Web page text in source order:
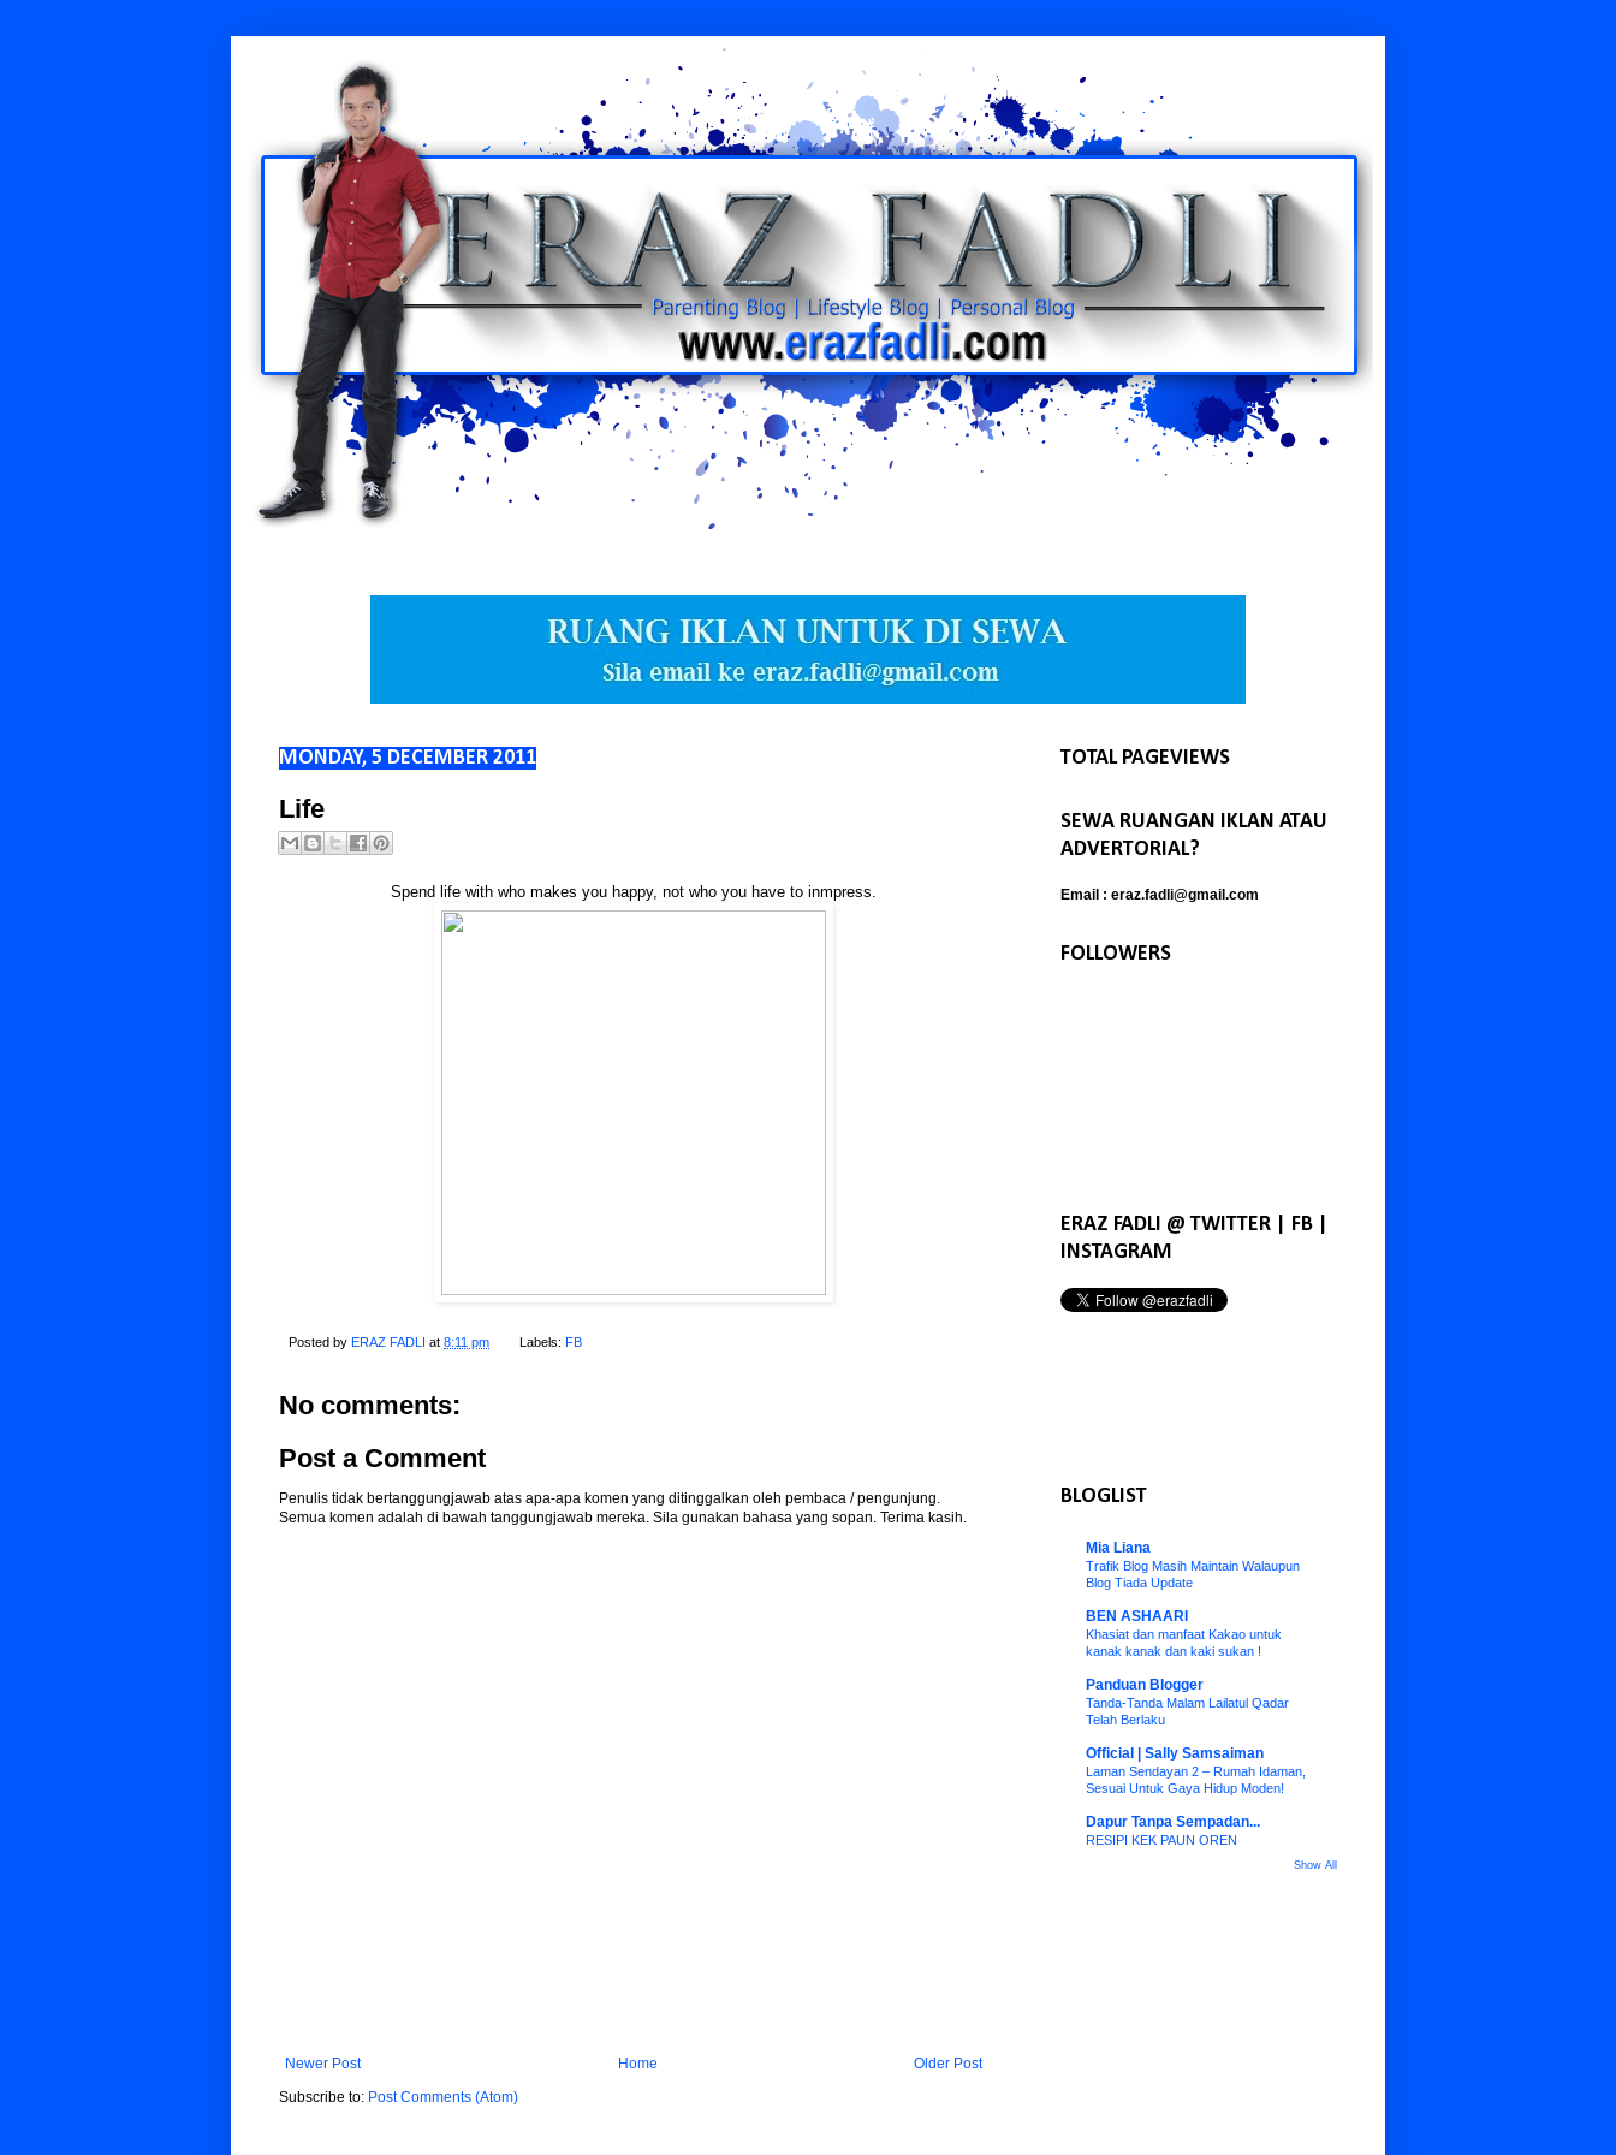
MONDAY, 5 DECEMBER 2011
Life
Spend life with who makes you happy, not who you have to inmpress.
Posted by ERAZ FADLI at 8:11 pm Labels: FB
No comments:
Post a Comment
Penulis tidak bertanggungjawab atas apa-apa komen yang ditinggalkan oleh pembaca / pengunjung.
Semua komen adalah di bawah tanggungjawab mereka. Sila gunakan bahasa yang sopan. Terima kasih.
Newer Post Older Post
Home
Subscribe to: Post Comments (Atom)
TOTAL PAGEVIEWS
SEWA RUANGAN IKLAN ATAU
ADVERTORIAL?
Email : eraz.fadli@gmail.com
FOLLOWERS
ERAZ FADLI @ TWITTER | FB |
INSTAGRAM
BLOGLIST
Mia Liana
Trafik Blog Masih Maintain Walaupun
Blog Tiada Update
BEN ASHAARI
Khasiat dan manfaat Kakao untuk
kanak kanak dan kaki sukan !
Panduan Blogger
Tanda-Tanda Malam Lailatul Qadar
Telah Berlaku
Official | Sally Samsaiman
Laman Sendayan 2 – Rumah Idaman,
Sesuai Untuk Gaya Hidup Moden!
Dapur Tanpa Sempadan...
RESIPI KEK PAUN OREN
Show All